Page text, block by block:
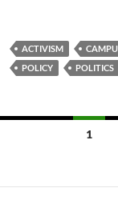
ACTIVISM
POLICY
POLITICS
1